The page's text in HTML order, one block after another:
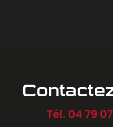
Tél. 04 79